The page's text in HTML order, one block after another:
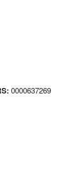
0000637269